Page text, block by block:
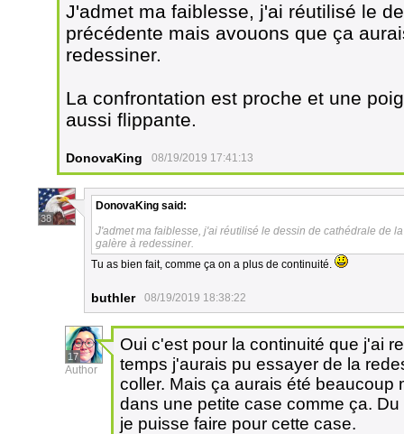
J'admet ma faiblesse, j'ai réutilisé le
précédente mais avouons que ça
redessiner.
La confrontation est proche et une
aussi flippante.
DonovaKing 08/19/2019 17:41:13
38
DonovaKing said:
J'admet ma faiblesse, j'ai réutilisé le dessin de cathédrale de
galère à redessiner.
Tu as bien fait, comme ça on a plus de continuité.
buthler 08/19/2019 18:38:22
17
Author
Oui c'est pour la continuité que j'ai
temps j'aurais pu essayer de la
coller. Mais ça aurais été
dans une petite case comme ça.
je puisse faire pour cette case.